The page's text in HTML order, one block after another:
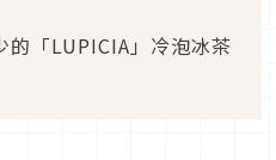
的「LUPICIA」冷泡冰茶